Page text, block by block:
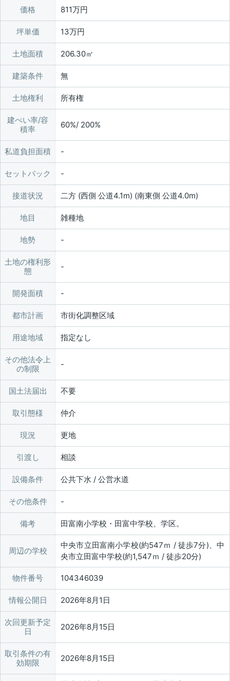
価格 811万円
坪単価 13万円
土地面積 206.30㎡
建築条件 無
土地権利 所有権
建ぺい率/容
積率
60%/ 200%
私道負担面積
セットバック
接道状況 二方 (西側 公道4.1m) (南東側 公道4.0m)
地目 雑種地
地勢
土地の権利形
態
開発面積
都市計画 市街化調整区域
用途地域 指定なし
その他法令上
の制限
国土法届出 不要
取引態様 仲介
現況 更地
引渡し 相談
設備条件 公共下水 / 公営水道
その他条件
備考 田富南小学校・田富中学校、学区。
周辺の学校
中央市立田富南小学校(約547ｍ / 徒歩7分)、中
央市立田富中学校(約1,547ｍ / 徒歩20分)
物件番号 104346039
情報公開日 2026年8月1日
次回更新予定
日
2026年8月15日
取引条件の有
効期限
2026年8月15日